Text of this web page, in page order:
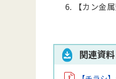
【カン金
関連資料